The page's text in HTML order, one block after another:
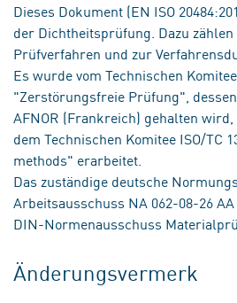
Dieses Dokument (EN ISO
der Dichtheitsprüfung. Dazu zählen
Prüfverfahren und zur
Es wurde vom Technischen
"Zerstörungsfreie Prüfung",
AFNOR (Frankreich) gehalten
dem Technischen Komitee ISO/TC
methods" erarbeitet.
Das zuständige deutsche
Arbeitsausschuss NA 062-08-26
DIN-Normenausschuss
Änderungsvermerk